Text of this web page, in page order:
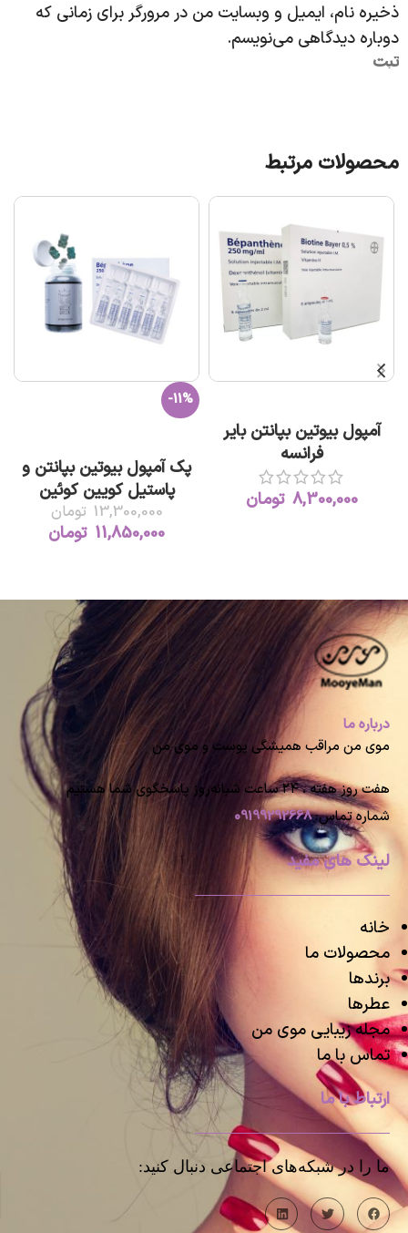
ذخیره نام، ایمیل و وبسایت من در مرورگر برای زمانی که
دوباره دیدگاهی می‌نویسم.
محصولات مرتبط
آمپول بیوتین بپانتن بایر
فرانسه
8,300,000 تومان
-11%
پک آمپول بیوتین بپانتن و
پاستیل کویین کوئین
13,300,000 تومان
11,850,000 تومان
درباره ما
موی من مراقب همیشگی پوست و موی من
هفت روز هفته ، ۲۴ ساعت شبانه‌روز پاسخگوی شما هستیم
شماره تماس:09199292668
لینک های مفید
خانه
محصولات ما
برندها
عطرها
مجله زیبایی موی من
تماس با ما
ارتباط با ما
ما را در شبکه‌های اجتماعی دنبال کنید: